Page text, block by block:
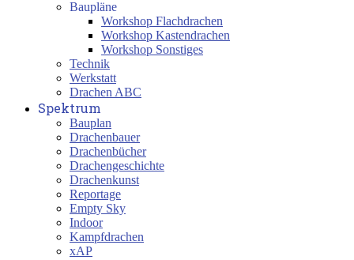
Baupläne
Workshop Flachdrachen
Workshop Kastendrachen
Workshop Sonstiges
Technik
Werkstatt
Drachen ABC
Spektrum
Bauplan
Drachenbauer
Drachenbücher
Drachengeschichte
Drachenkunst
Reportage
Empty Sky
Indoor
Kampfdrachen
xAP